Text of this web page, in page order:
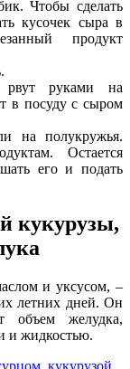
Чтобы сделать
кусочек сыра в
продукт
руками на
в посуду с сыром
на полукружья.
Остается
его и подать
кукурузы,
и уксусом, –
летних дней. Он
объем желудка,
и жидкостью.